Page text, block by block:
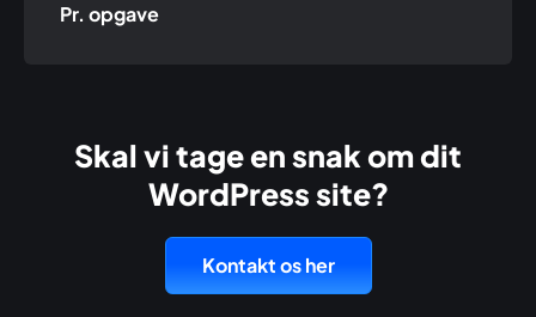
Pr. opgave
Skal vi tage en snak om dit
WordPress site?
Kontakt os her